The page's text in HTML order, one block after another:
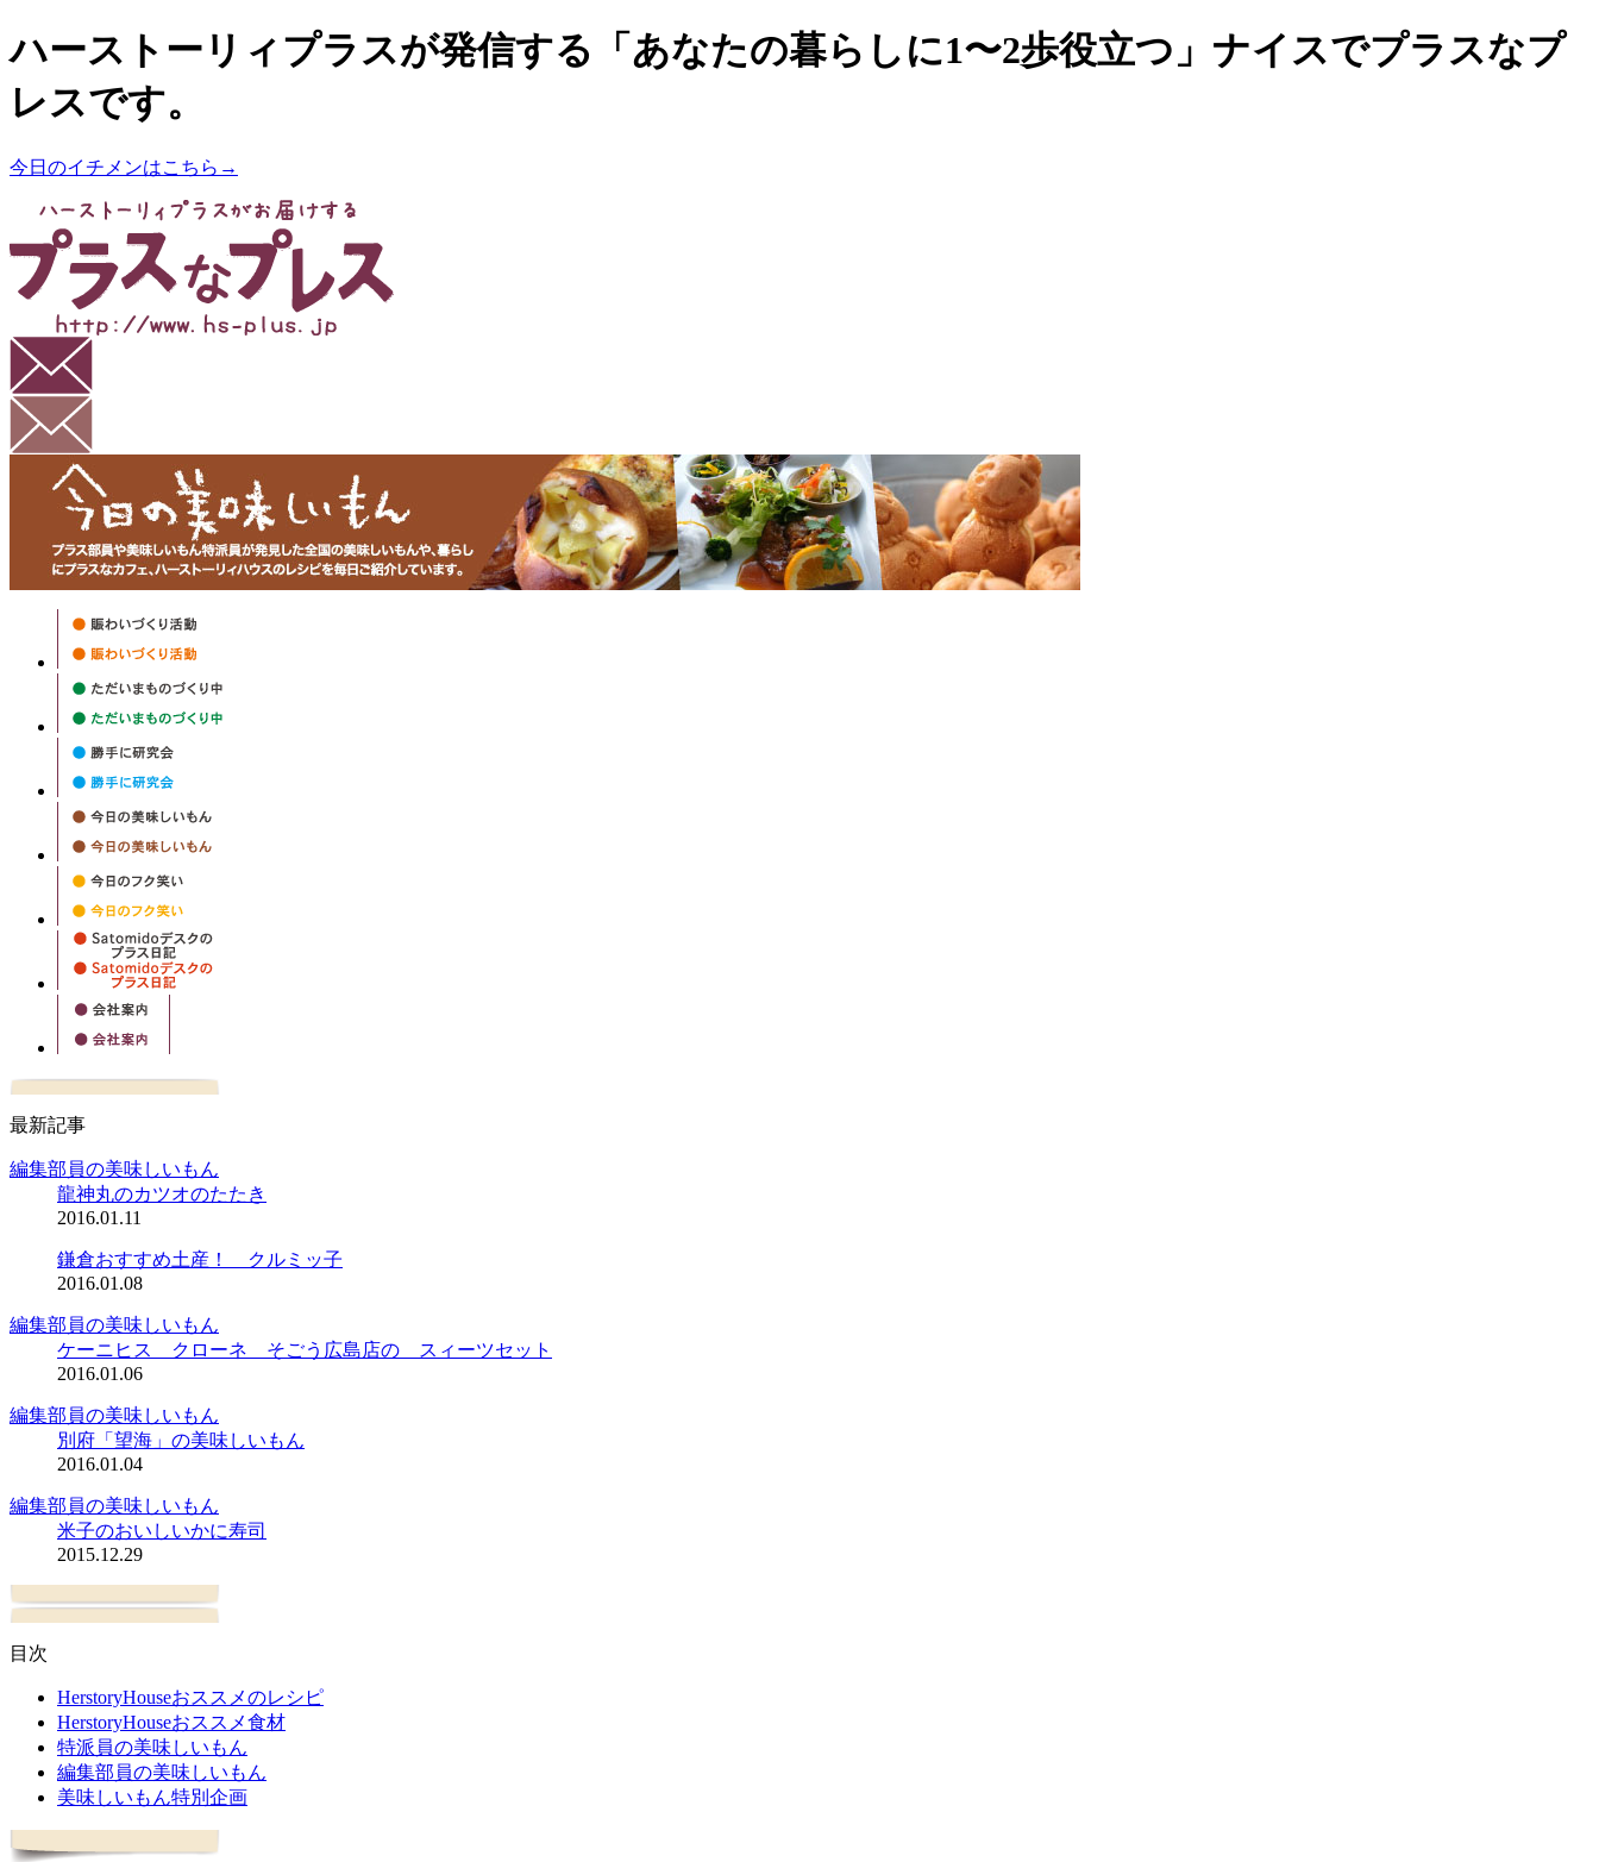
ハーストーリィプラスが発信する「あなたの暮らしに1〜2歩役立つ」ナイスでプラスなプ
レスです。
今日のイチメンはこちら→
最新記事
編集部員の美味しいもん
龍神丸のカツオのたたき
2016.01.11
鎌倉おすすめ土産！ クルミッ子
2016.01.08
編集部員の美味しいもん
ケーニヒス クローネ そごう広島店の スィーツセット
2016.01.06
編集部員の美味しいもん
別府「望海」の美味しいもん
2016.01.04
編集部員の美味しいもん
米子のおいしいかに寿司
2015.12.29
目次
HerstoryHouseおススメのレシピ
HerstoryHouseおススメ食材
特派員の美味しいもん
編集部員の美味しいもん
美味しいもん特別企画